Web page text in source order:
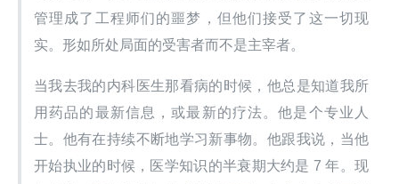
管理成了工程师们的噩梦，但他们接受了这一切现
实。形如所处局面的受害者而不是主宰者。
当我去我的内科医生那看病的时候，他总是知道我所
用药品的最新信息，或最新的疗法。他是个专业人
士。他有在持续不断地学习新事物。他跟我说，当他
开始执业的时候，医学知识的半衰期大约是 7 年。现